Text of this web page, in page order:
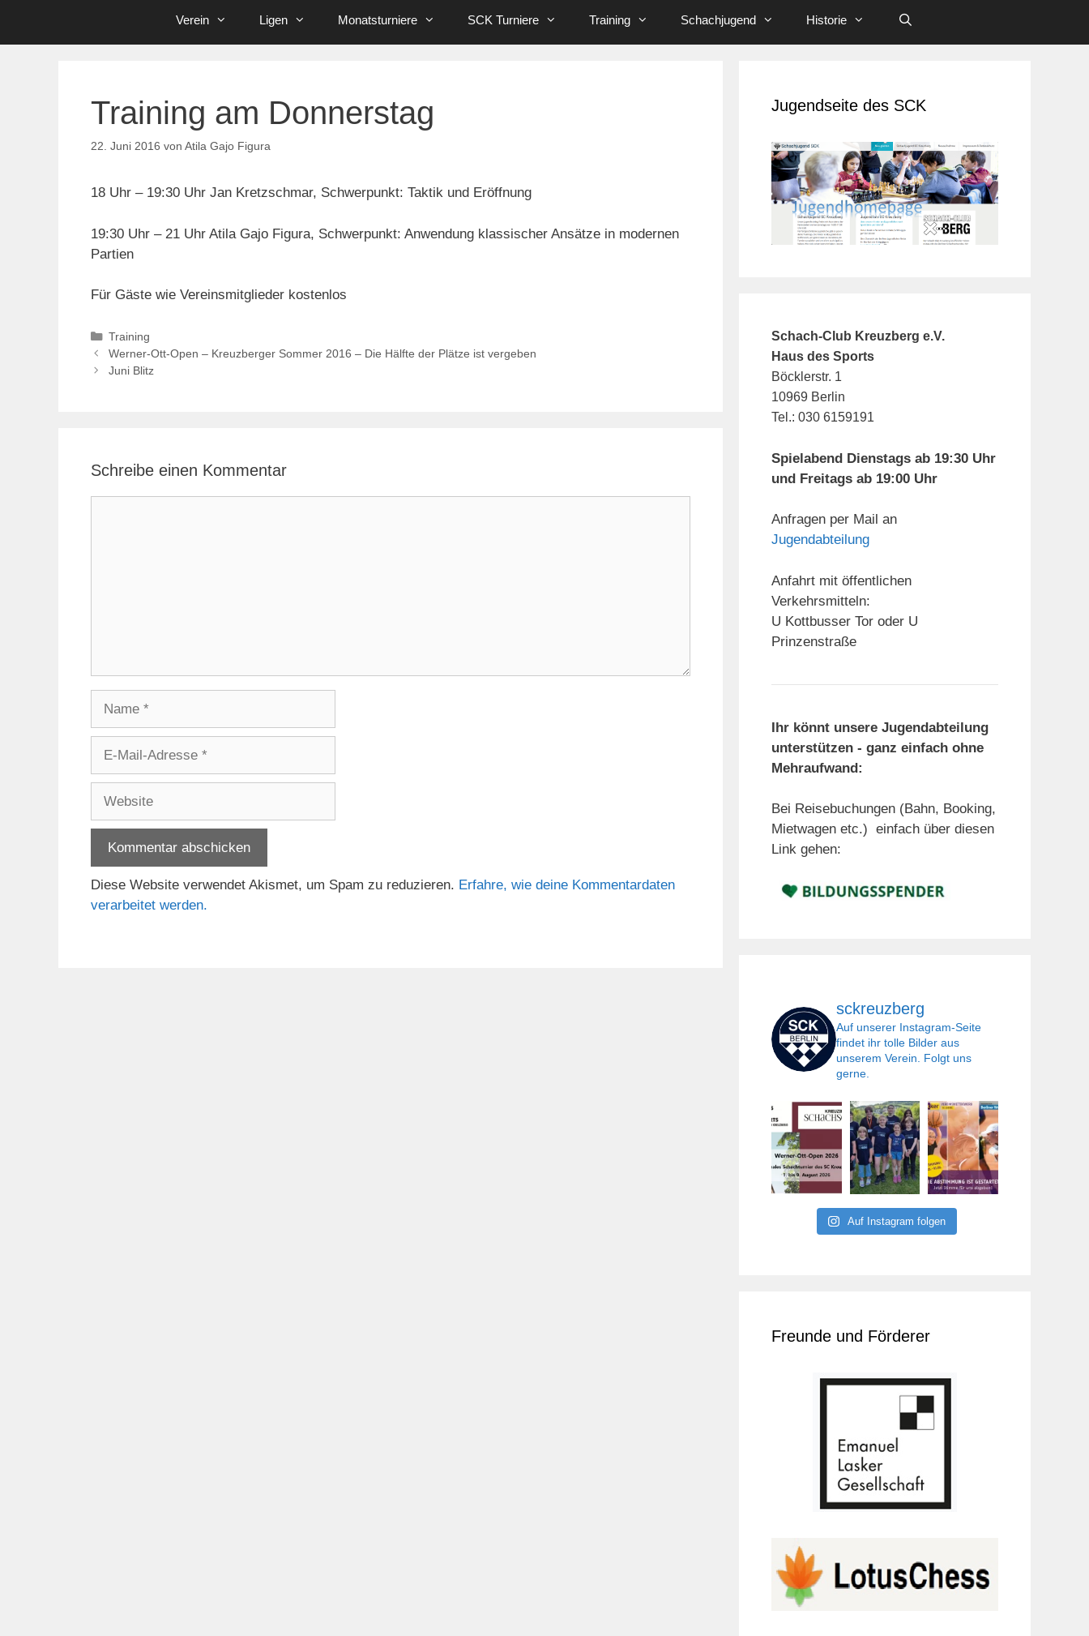
Verein Ligen Monatsturniere SCK Turniere Training Schachjugend Historie
Training am Donnerstag
22. Juni 2016 von Atila Gajo Figura
18 Uhr – 19:30 Uhr Jan Kretzschmar, Schwerpunkt: Taktik und Eröffnung
19:30 Uhr – 21 Uhr Atila Gajo Figura, Schwerpunkt: Anwendung klassischer Ansätze in modernen
Partien
Für Gäste wie Vereinsmitglieder kostenlos
Kategorien
Training
Werner-Ott-Open – Kreuzberger Sommer 2016 – Die Hälfte der Plätze ist vergeben
Juni Blitz
Schreibe einen Kommentar
Adresse
Diese Website verwendet Akismet, um Spam zu reduzieren. Erfahre, wie deine Kommentardaten
verarbeitet werden.
Jugendseite des SCK
Schach-Club Kreuzberg e.V.
Haus des Sports
Böcklerstr. 1
10969 Berlin
Tel.: 030 6159191
Spielabend Dienstags ab 19:30 Uhr
und Freitags ab 19:00 Uhr
Anfragen per Mail an
Jugendabteilung
Anfahrt mit öffentlichen
Verkehrsmitteln:
U Kottbusser Tor oder U
Prinzenstraße
Ihr könnt unsere Jugendabteilung
unterstützen - ganz einfach ohne
Mehraufwand:
Bei Reisebuchungen (Bahn, Booking,
Mietwagen etc.) einfach über diesen
Link gehen:
sckreuzberg
Auf unserer Instagram-Seite
findet ihr tolle Bilder aus
unserem Verein. Folgt uns
gerne.
Auf Instagram folgen
Freunde und Förderer